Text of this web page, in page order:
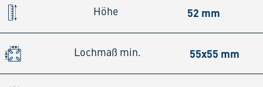
Höhe 52 mm
Lochmaß min. 55x55 mm